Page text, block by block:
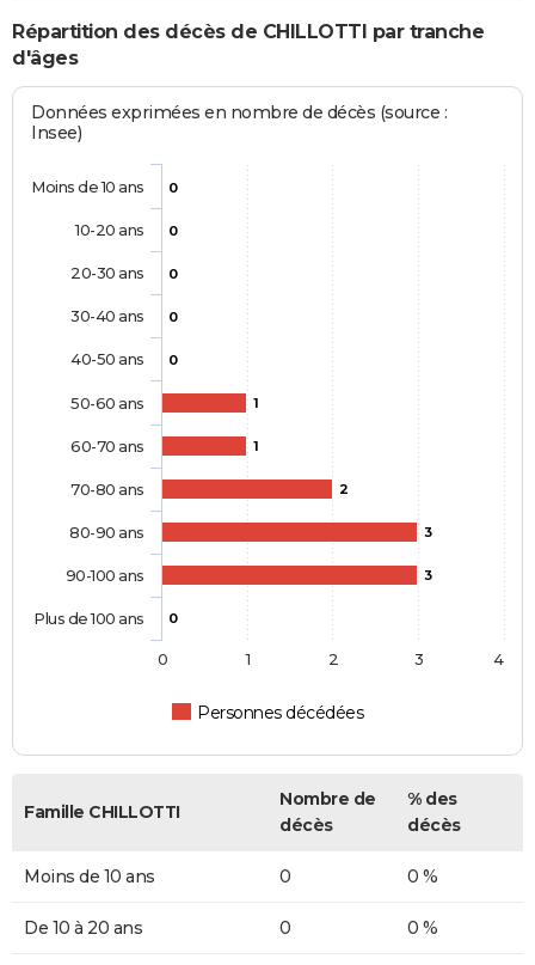
Répartition des décès de CHILLOTTI par tranche
d'âges
Données exprimées en nombre de décès (source :
Insee)
0
0
0
0
0
1
1
2
3
3
0
Personnes décédées
Moins de 10 ans
10-20 ans
20-30 ans
30-40 ans
40-50 ans
50-60 ans
60-70 ans
70-80 ans
80-90 ans
90-100 ans
Plus de 100 ans
0 1 2 3 4
Famille CHILLOTTI
Nombre de
décès
% des
décès
Moins de 10 ans 0 0 %
De 10 à 20 ans 0 0 %